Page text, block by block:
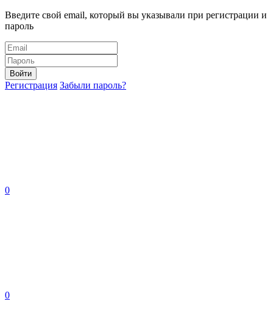
Введите свой email, который вы указывали при регистрации и
пароль
Войти
Регистрация Забыли пароль?
0
0